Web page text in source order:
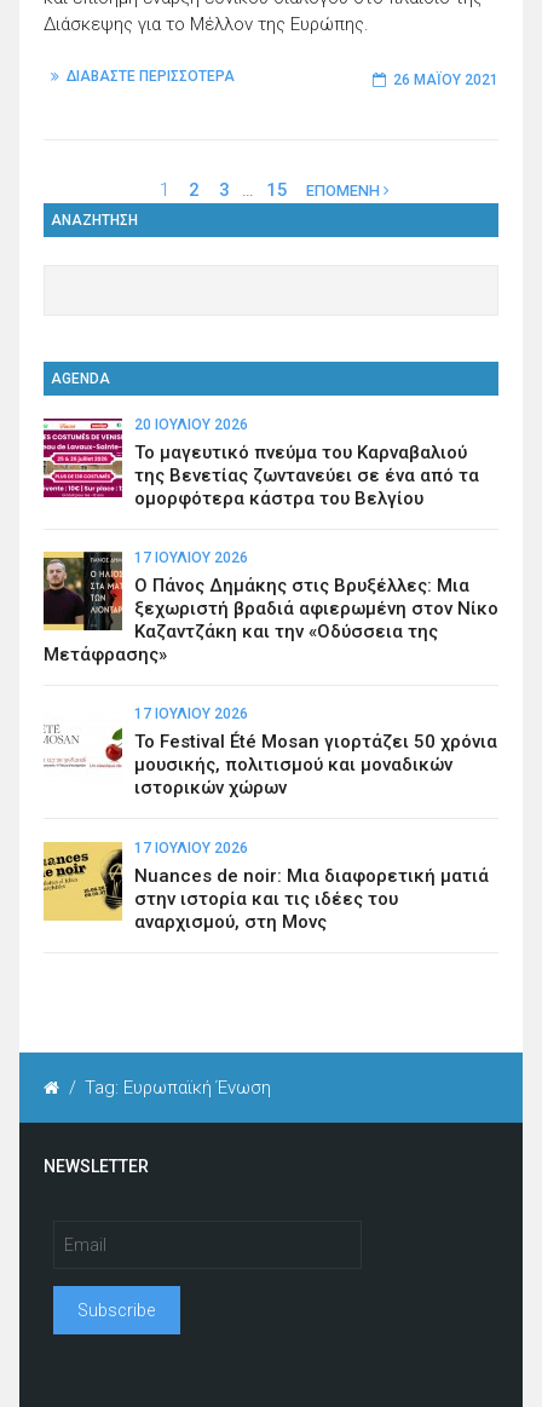
Διάσκεψης για το Μέλλον της Ευρώπης.
ΔΙΑΒΑΣΤΕ ΠΕΡΙΣΣΟΤΕΡΑ 26 ΜΑΪ́ΟΥ 2021
1 2 3 … 15 ΕΠΟΜΕΝΗ
ΑΝΑΖΗΤΗΣΗ
AGENDA
20 ΙΟΥΛΊΟΥ 2026
Το μαγευτικό πνεύμα του Καρναβαλιού
της Βενετίας ζωντανεύει σε ένα από τα
ομορφότερα κάστρα του Βελγίου
17 ΙΟΥΛΊΟΥ 2026
Ο Πάνος Δημάκης στις Βρυξέλλες: Μια
ξεχωριστή βραδιά αφιερωμένη στον Νίκο
Καζαντζάκη και την «Οδύσσεια της
Μετάφρασης»
17 ΙΟΥΛΊΟΥ 2026
Το Festival Été Mosan γιορτάζει 50 χρόνια
μουσικής, πολιτισμού και μοναδικών
ιστορικών χώρων
17 ΙΟΥΛΊΟΥ 2026
Nuances de noir: Μια διαφορετική ματιά
στην ιστορία και τις ιδέες του
αναρχισμού, στη Μονς
/ Tag: Ευρωπαϊκή Ένωση
NEWSLETTER